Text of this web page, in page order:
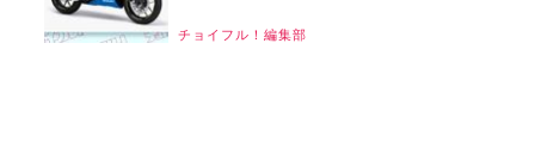
リサーチ／2024年8月版】
チョイフル！編集部